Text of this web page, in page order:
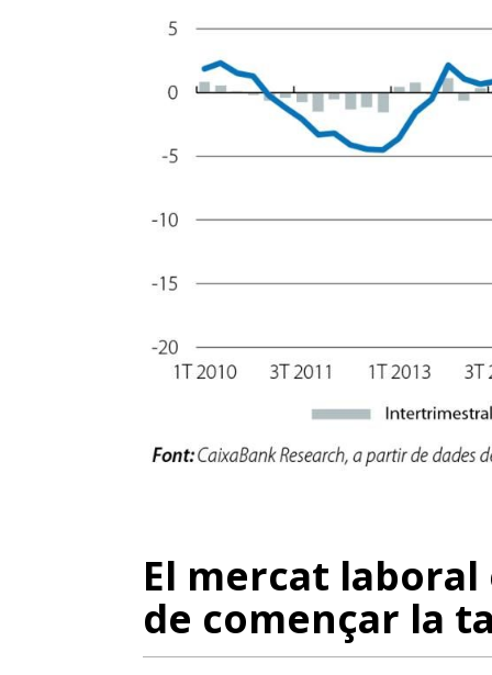
El mercat
de començar la